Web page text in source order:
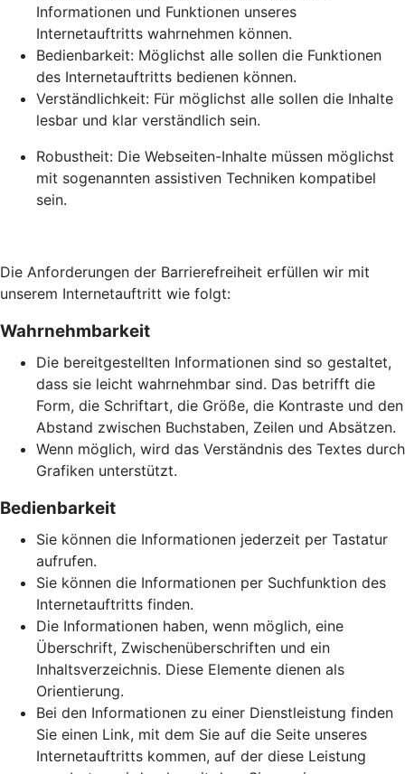
Informationen und Funktionen unseres
Internetauftritts wahrnehmen können.
Bedienbarkeit: Möglichst alle sollen die Funktionen
des Internetauftritts bedienen können.
Verständlichkeit: Für möglichst alle sollen die Inhalte
lesbar und klar verständlich sein.
Robustheit: Die Webseiten-Inhalte müssen möglichst
mit sogenannten assistiven Techniken kompatibel
sein.
Die Anforderungen der Barrierefreiheit erfüllen wir mit
unserem Internetauftritt wie folgt:
Wahrnehmbarkeit
Die bereitgestellten Informationen sind so gestaltet,
dass sie leicht wahrnehmbar sind. Das betrifft die
Form, die Schriftart, die Größe, die Kontraste und den
Abstand zwischen Buchstaben, Zeilen und Absätzen.
Wenn möglich, wird das Verständnis des Textes durch
Grafiken unterstützt.
Bedienbarkeit
Sie können die Informationen jederzeit per Tastatur
aufrufen.
Sie können die Informationen per Suchfunktion des
Internetauftritts finden.
Die Informationen haben, wenn möglich, eine
Überschrift, Zwischenüberschriften und ein
Inhaltsverzeichnis. Diese Elemente dienen als
Orientierung.
Bei den Informationen zu einer Dienstleistung finden
Sie einen Link, mit dem Sie auf die Seite unseres
Internetauftritts kommen, auf der diese Leistung